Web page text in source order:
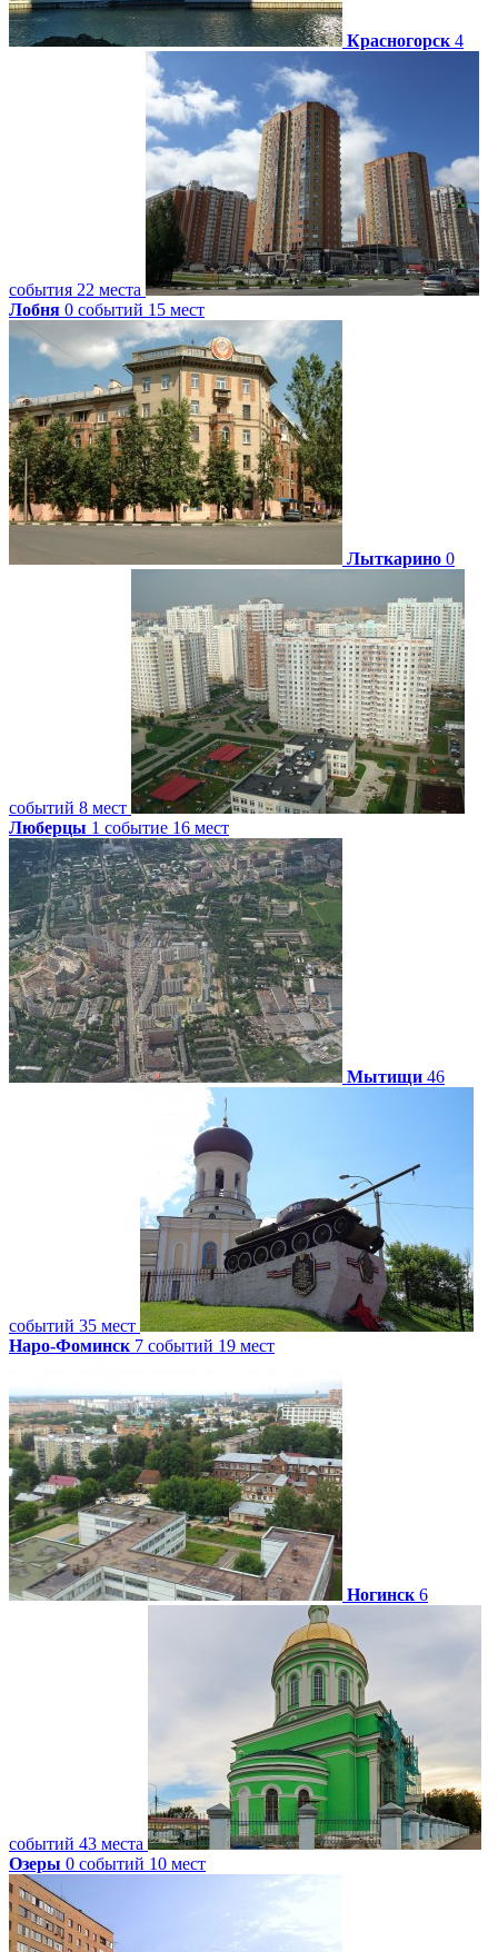
Красногорск 4
события 22 места
Лобня 0 событий 15 мест
Лыткарино 0
событий 8 мест
Люберцы 1 событие 16 мест
Мытищи 46
событий 35 мест
Наро-Фоминск 7 событий 19 мест
Ногинск 6
событий 43 места
Озеры 0 событий 10 мест